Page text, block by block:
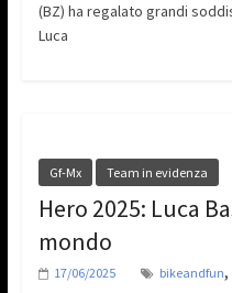
(BZ) ha regalato grandi
Luca
Gf-Mx Team in evidenza
Hero 2025: Luca
mondo
17/06/2025 bikeandfun,